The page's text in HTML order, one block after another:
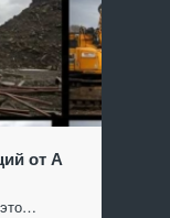
от А